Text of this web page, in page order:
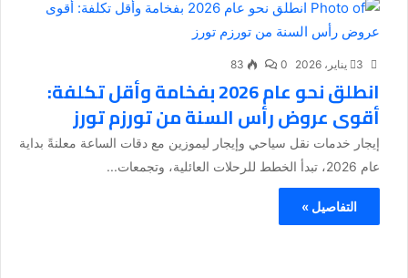
3 يناير، 2026 0
83
انطلق نحو عام 2026 بفخامة وأقل تكلفة:
أقوى عروض رأس السنة من تورزم تورز
إيجار خدمات نقل سياحي وإيجار ليموزين مع دقات الساعة معلنةً بداية
عام 2026، تبدأ الخطط للرحلات العائلية، وتجمعات...
التفاصيل »